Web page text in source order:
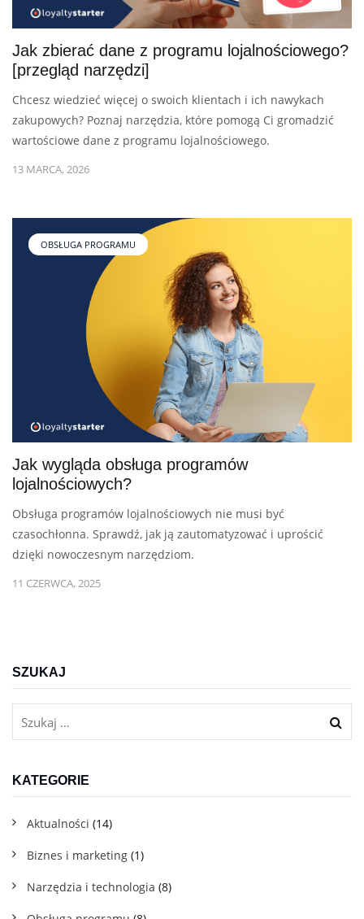
Jak zbierać dane z programu lojalnościowego?
[przegląd narzędzi]
Chcesz wiedzieć więcej o swoich klientach i ich nawykach
zakupowych? Poznaj narzędzia, które pomogą Ci gromadzić
wartościowe dane z programu lojalnościowego.
13 MARCA, 2026
OBSŁUGA PROGRAMU
Jak wygląda obsługa programów
lojalnościowych?
Obsługa programów lojalnościowych nie musi być
czasochłonna. Sprawdź, jak ją zautomatyzować i uprościć
dzięki nowoczesnym narzędziom.
11 CZERWCA, 2025
SZUKAJ
KATEGORIE
Aktualności (14)
Biznes i marketing (1)
Narzędzia i technologia (8)